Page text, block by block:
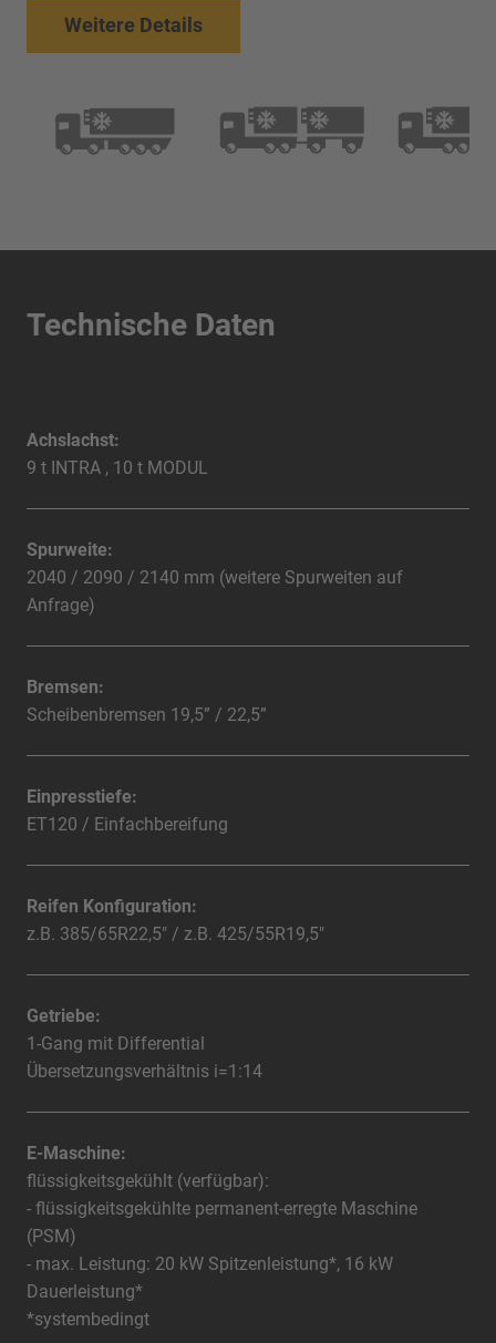
Weitere Details
Technische Daten
Achslachst:
9 t INTRA , 10 t MODUL
Spurweite:
2040 / 2090 / 2140 mm (weitere Spurweiten auf
Anfrage)
Bremsen:
Scheibenbremsen 19,5” / 22,5”
Einpresstiefe:
ET120 / Einfachbereifung
Reifen Konfiguration:
z.B. 385/65R22,5" / z.B. 425/55R19,5"
Getriebe:
1-Gang mit Differential
Übersetzungsverhältnis i=1:14
E-Maschine:
flüssigkeitsgekühlt (verfügbar):
- flüssigkeitsgekühlte permanent-erregte Maschine
(PSM)
- max. Leistung: 20 kW Spitzenleistung*, 16 kW
Dauerleistung*
*systembedingt